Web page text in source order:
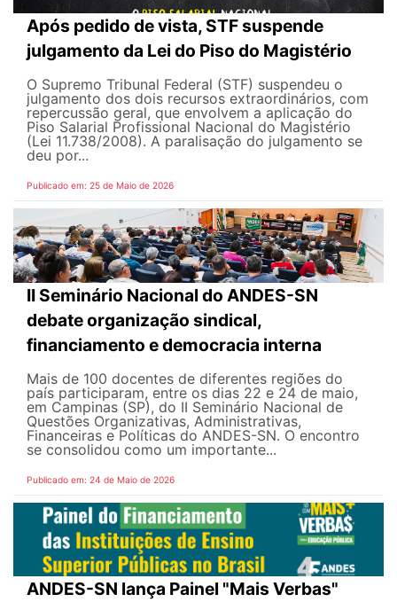
Após pedido de vista, STF suspende
julgamento da Lei do Piso do Magistério
O Supremo Tribunal Federal (STF) suspendeu o
julgamento dos dois recursos extraordinários, com
repercussão geral, que envolvem a aplicação do
Piso Salarial Profissional Nacional do Magistério
(Lei 11.738/2008). A paralisação do julgamento se
deu por...
Publicado em: 25 de Maio de 2026
II Seminário Nacional do ANDES-SN
debate organização sindical,
financiamento e democracia interna
Mais de 100 docentes de diferentes regiões do
país participaram, entre os dias 22 e 24 de maio,
em Campinas (SP), do II Seminário Nacional de
Questões Organizativas, Administrativas,
Financeiras e Políticas do ANDES-SN. O encontro
se consolidou como um importante...
Publicado em: 24 de Maio de 2026
ANDES-SN lança Painel "Mais Verbas"